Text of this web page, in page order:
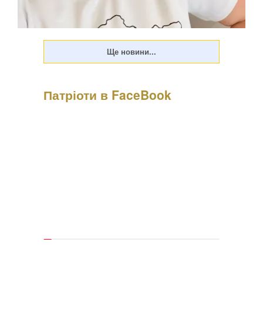
Психологиня Наталія Холоденко зізналася, що в
Патріоти в FaceBook